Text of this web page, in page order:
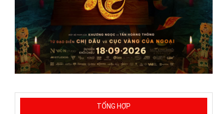
TỔNG HỢP